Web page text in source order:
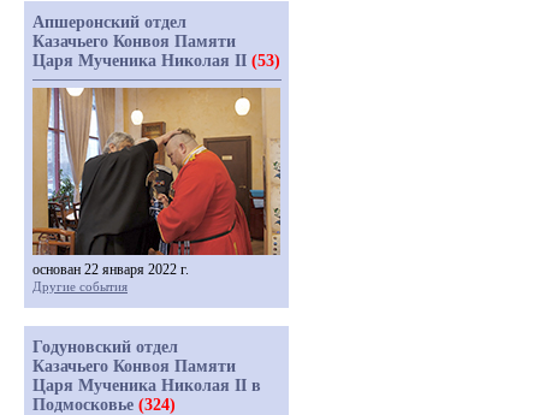
Апшеронский отдел
Казачьего Конвоя Памяти
Царя Мученика Николая II (53)
основан 22 января 2022 г.
Другие события
Годуновский отдел
Казачьего Конвоя Памяти
Царя Мученика Николая II в
Подмосковье (324)